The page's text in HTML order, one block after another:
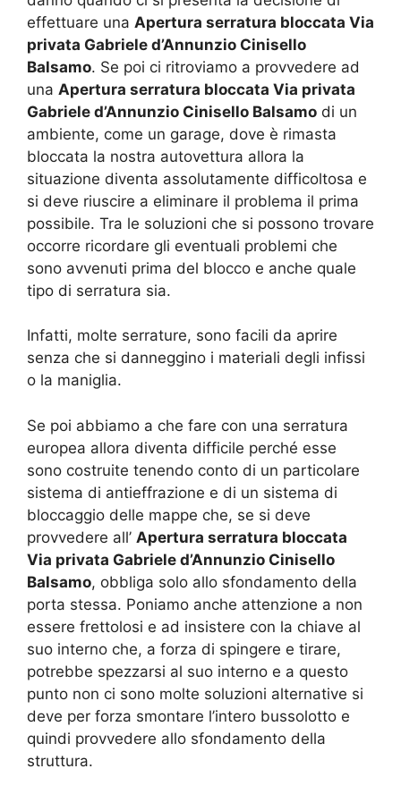
effettuare una Apertura serratura bloccata Via
privata Gabriele d’Annunzio Cinisello
Balsamo. Se poi ci ritroviamo a provvedere ad
una Apertura serratura bloccata Via privata
Gabriele d’Annunzio Cinisello Balsamo di un
ambiente, come un garage, dove è rimasta
bloccata la nostra autovettura allora la
situazione diventa assolutamente difficoltosa e
si deve riuscire a eliminare il problema il prima
possibile. Tra le soluzioni che si possono trovare
occorre ricordare gli eventuali problemi che
sono avvenuti prima del blocco e anche quale
tipo di serratura sia.
Infatti, molte serrature, sono facili da aprire
senza che si danneggino i materiali degli infissi
o la maniglia.
Se poi abbiamo a che fare con una serratura
europea allora diventa difficile perché esse
sono costruite tenendo conto di un particolare
sistema di antieffrazione e di un sistema di
bloccaggio delle mappe che, se si deve
provvedere all’ Apertura serratura bloccata
Via privata Gabriele d’Annunzio Cinisello
Balsamo, obbliga solo allo sfondamento della
porta stessa. Poniamo anche attenzione a non
essere frettolosi e ad insistere con la chiave al
suo interno che, a forza di spingere e tirare,
potrebbe spezzarsi al suo interno e a questo
punto non ci sono molte soluzioni alternative si
deve per forza smontare l’intero bussolotto e
quindi provvedere allo sfondamento della
struttura.